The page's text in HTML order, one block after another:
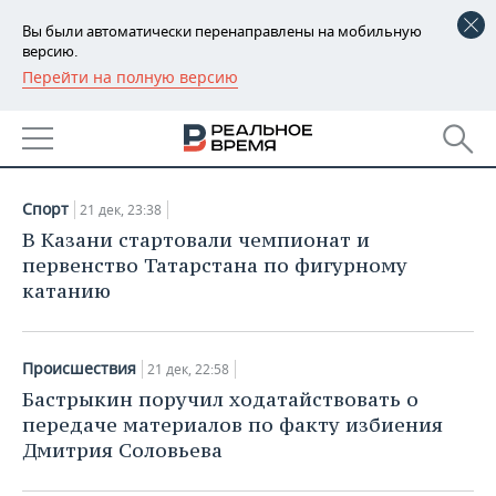
Вы были автоматически перенаправлены на мобильную
версию.
Перейти на полную версию
РЕГИОНЫ
БАШКОРТОСТАН
УДМУРТИЯ
НОВОСТИ
НОВОСТИ АНАЛИТИКИ
ДЕКЛАРАЦИИ О ДОХОДАХ
КОРОЛИ ГОСЗАКАЗА ПФО
ВУЗЫ ТАТАРСТАНА
КОМУ ПРИНАДЛЕЖАТ
ТОРГОВЫЕ ЦЕНТРЫ
ЭКОНОМИКА
НОВОСТИ ЭКОНОМИКИ
ФИНАНСЫ
БАНКИ
БЮДЖЕТ
ИНВЕСТИЦИИ
ПРОМЫШЛЕННОСТЬ
НОВОСТИ
АГРОПРОМ
МАШИНОСТРОЕНИЕ
НЕДВИЖИМОСТЬ
НОВОСТИ НЕДВИЖИМОСТИ
НОВОСТИ АВТО
БИЗНЕС
НОВОСТИ БИЗНЕСА
ТЕХНОЛОГИИ
21.12.2021
Спорт 21 дек, 23:38
В Казани стартовали чемпионат и
первенство Татарстана по фигурному
катанию
Происшествия 21 дек, 22:58
Бастрыкин поручил ходатайствовать о
передаче материалов по факту избиения
Дмитрия Соловьева